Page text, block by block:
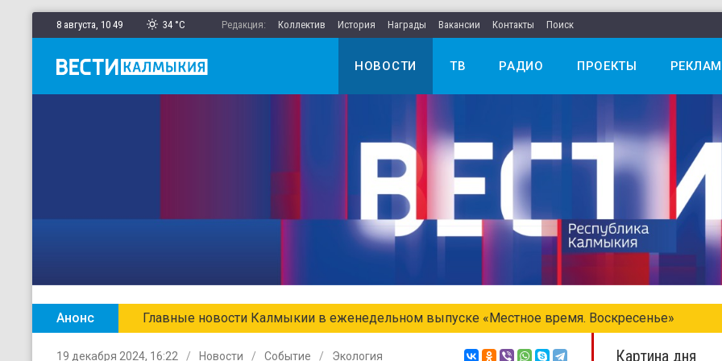
8 августа, 10 49 34 °C Редакция: Коллектив История Награды Вакансии Контакты Поиск
НОВОСТИ ТВ РАДИО ПРОЕКТЫ
Анонс Главные новости Калмыкии в еженедельном выпуске «Местное время. Воскресенье»
19 декабря 2024, 16:22 Новости Событие Экология Картина дня